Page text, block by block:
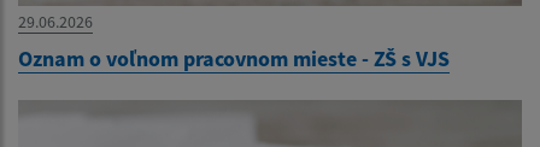
29.06.2026
Oznam o voľnom pracovnom mieste - ZŠ s VJS